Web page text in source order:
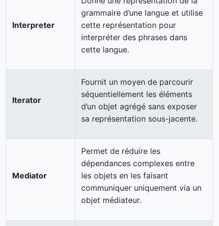
Interpreter
grammaire d’une langue et utilise
cette représentation pour
interpréter des phrases dans
cette langue.
Iterator
Fournit un moyen de parcourir
séquentiellement les éléments
d’un objet agrégé sans exposer
sa représentation sous-jacente.
Mediator
Permet de réduire les
dépendances complexes entre
les objets en les faisant
communiquer uniquement via un
objet médiateur.